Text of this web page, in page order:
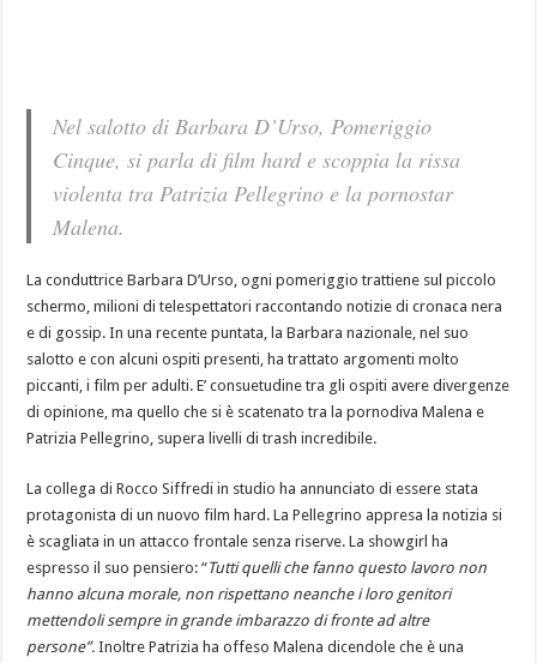
Nel salotto di Barbara D’Urso, Pomeriggio
Cinque, si parla di film hard e scoppia la rissa
violenta tra Patrizia Pellegrino e la pornostar
Malena.
La conduttrice Barbara D’Urso, ogni pomeriggio trattiene sul piccolo
schermo, milioni di telespettatori raccontando notizie di cronaca nera
e di gossip. In una recente puntata, la Barbara nazionale, nel suo
salotto e con alcuni ospiti presenti, ha trattato argomenti molto
piccanti, i film per adulti. E’ consuetudine tra gli ospiti avere divergenze
di opinione, ma quello che si è scatenato tra la pornodiva Malena e
Patrizia Pellegrino, supera livelli di trash incredibile.
La collega di Rocco Siffredi in studio ha annunciato di essere stata
protagonista di un nuovo film hard. La Pellegrino appresa la notizia si
è scagliata in un attacco frontale senza riserve. La showgirl ha
espresso il suo pensiero: “Tutti quelli che fanno questo lavoro non
hanno alcuna morale, non rispettano neanche i loro genitori
mettendoli sempre in grande imbarazzo di fronte ad altre
persone”.Inoltre Patrizia ha offeso Malena dicendole che è una